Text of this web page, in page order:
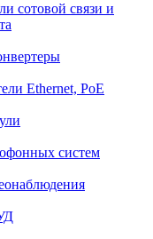
сотовой связи и
Ethernet, PoE
систем